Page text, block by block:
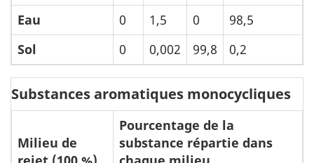
Eau
0 1,5 0
98,5
Sol
0 0,002 99,8 0,2
Substances aromatiques monocycliques
Milieu de
Pourcentage de la
substance répartie dans